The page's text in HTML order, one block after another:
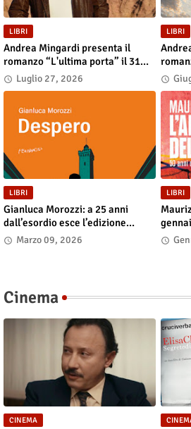
LIBRI
Andrea Mingardi presenta il
romanzo “L'ultima porta” il 31
luglio alla Fiera di San Lazzaro
Luglio 27, 2026
LIBRI
store
LIBRI
Gianluca Morozzi: a 25 anni
dall’esordio esce l’edizione
definitiva di “Despero”, dal 13
Marzo 09, 2026
LIBRI
Cinema
CINEMA